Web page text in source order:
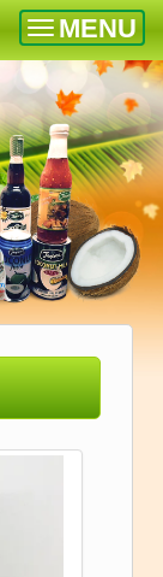
Toggle
MENU